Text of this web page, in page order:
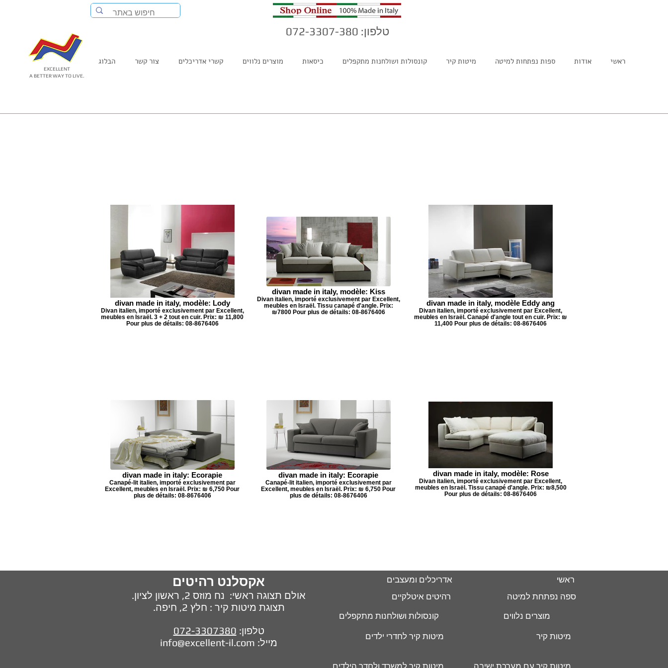
EXCELLENT
A BETTER WAY TO LIVE.
טלפון: 072-3307-380
הבלוג צור קשר קשרי אדריכלים מוצרים נלווים כיסאות קונסולות ושולחנות מתקפלים מיטות קיר ספות נפתחות למיטה אודות ראשי
divan made in italy, modèle: Lody
Divan italien, importé exclusivement par Excellent,
meubles en Israël. 3 + 2 tout en cuir. Prix: ₪ 11,800
Pour plus de détails: 08-8676406
divan made in italy, modèle: Kiss
Divan italien, importé exclusivement par Excellent,
meubles en Israël. Tissu canapé d'angle. Prix:
₪7800 Pour plus de détails: 08-8676406
divan made in italy, modèle Eddy ang
Divan italien, importé exclusivement par Excellent,
meubles en Israël. Canapé d'angle tout en cuir. Prix: ₪
11,400 Pour plus de détails: 08-8676406
divan made in italy: Ecorapie
Canapé-lit italien, importé exclusivement par
Excellent, meubles en Israël. Prix: ₪ 6,750 Pour
plus de détails: 08-8676406
divan made in italy: Ecorapie
Canapé-lit italien, importé exclusivement par
Excellent, meubles en Israël. Prix: ₪ 6,750 Pour
plus de détails: 08-8676406
divan made in italy, modèle: Rose
Divan italien, importé exclusivement par Excellent,
meubles en Israël. Tissu canapé d'angle. Prix: ₪8,500
Pour plus de détails: 08-8676406
אקסלנט רהיטים
אולם תצוגה ראשי: נח מוזס 2,
ראשון לציון.
תצוגת מיטות קיר : חלץ 2, חיפה.
טלפון: 072-3307380
מייל: info@excellent-il.com
אדריכלים ומעצבים
ראשי
רהיטים איטלקיים
ספה נפתחת למיטה
קונסולות ושולחנות מתקפלים
מוצרים נלווים
מיטות קיר לחדרי ילדים מיטות קיר
מיטות קיר למשרד ולחדר הילדים מיטות קיר עם מערכת ישיבה